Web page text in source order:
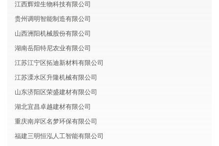
江西辉煌生物科技有限公司
贵州调明智能制造有限公司
山西洲阳机械股份有限公司
湖南岳阳特尼农业有限公司
江苏江宁区拓迪新材料有限公司
江苏溧水区升隆机械有限公司
山东济阳区荣盛建材有限公司
湖北宜昌卓越建材有限公司
重庆南岸区名梦环保有限公司
福建三明恒泓人工智能有限公司